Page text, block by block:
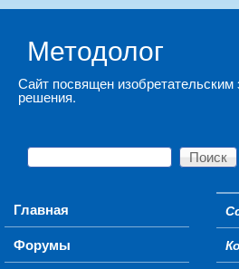
Методолог
Сайт посвящен
решения.
Форма поиска
Поиск
Main menu
Главная
Форумы